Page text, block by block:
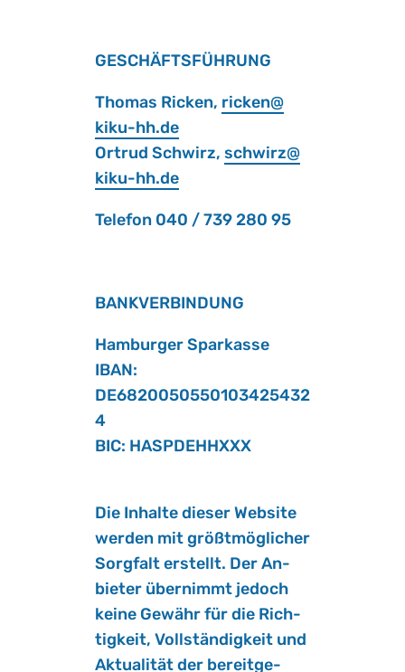
GE­SCHÄFTS­FÜH­RUNG
Tho­mas Ri­cken, ri­cken@​
kiku-​hh.​de
Or­trud Schwirz, schwirz@​
kiku-​hh.​de
Te­le­fon 040 / 739 280 95
BANK­VER­BIN­DUNG
Ham­bur­ger Spar­kas­se
IBAN:
DE6820050550103425432
4
BIC: HASPDEH­HXXX
Die In­hal­te die­ser Web­site
wer­den mit größt­mög­li­cher
Sorg­falt er­stellt. Der An­
bie­ter über­nimmt je­doch
keine Ge­währ für die Rich­
tig­keit, Voll­stän­dig­keit und
Ak­tua­li­tät der be­reit­ge­